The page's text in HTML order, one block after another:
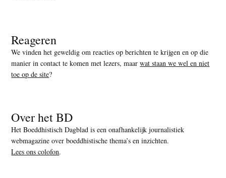
Reageren
We vinden het geweldig om reacties op berichten te krijgen en op die
manier in contact te komen met lezers, maarwat staan we wel en niet
toe op de site?
Over het BD
Het Boeddhistisch Dagblad is een onafhankelijk journalistiek
webmagazine over boeddhistische thema’s en inzichten.
Lees ons colofon.